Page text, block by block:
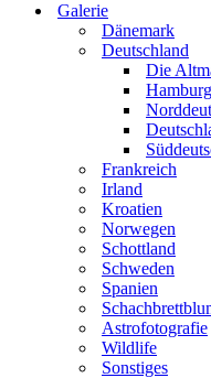
Galerie
Dänemark
Deutschland
Die
Hamburg
Frankreich
Irland
Kroatien
Norwegen
Schottland
Schweden
Spanien
Astrofotografie
Wildlife
Sonstiges